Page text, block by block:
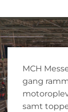
MCH
gang
samt